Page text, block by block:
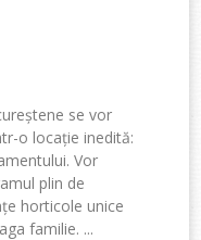
se vor
o locație inedită:
Vor
plin de
horticole unice
familie. ...